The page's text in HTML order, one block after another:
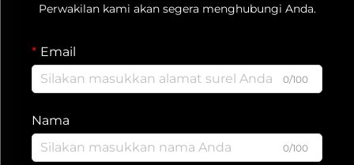
Perwakilan kami akan segera menghubungi Anda.
Email
0/100
Nama
0/100